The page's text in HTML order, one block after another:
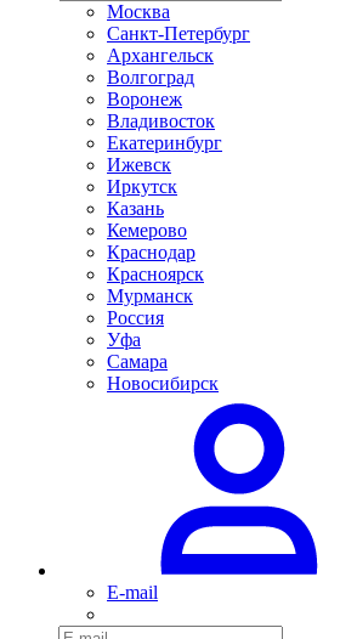
Москва
Санкт-Петербург
Архангельск
Волгоград
Воронеж
Владивосток
Екатеринбург
Ижевск
Иркутск
Казань
Кемерово
Краснодар
Красноярск
Мурманск
Россия
Уфа
Самара
Новосибирск
E-mail